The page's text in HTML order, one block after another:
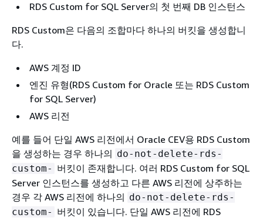
RDS Custom for SQL Server의 첫 번째 DB 인스턴스
RDS Custom은 다음의 조합마다 하나의 버킷을 생성합니
다.
AWS 계정 ID
엔진 유형(RDS Custom for Oracle 또는 RDS Custom
for SQL Server)
AWS 리전
예를 들어 단일 AWS 리전에서 Oracle CEV용 RDS Custom
을 생성하는 경우 하나의 do-not-delete-rds-
custom- 버킷이 존재합니다. 여러 RDS Custom for SQL
Server 인스턴스를 생성하고 다른 AWS 리전에 상주하는
경우 각 AWS 리전에 하나의 do-not-delete-rds-
custom- 버킷이 있습니다. 단일 AWS 리전에 RDS